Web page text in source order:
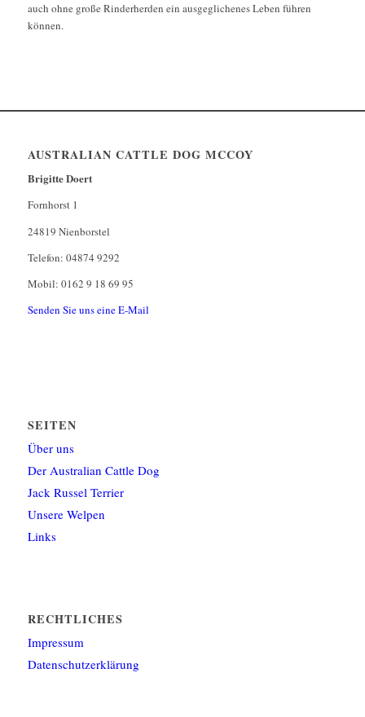
auch ohne große Rinderherden ein ausgeglichenes Leben führen
können.
AUSTRALIAN CATTLE DOG MCCOY
Brigitte Doert
Fornhorst 1
24819 Nienborstel
Telefon: 04874 9292
Mobil: 0162 9 18 69 95
Senden Sie uns eine E-Mail
SEITEN
Über uns
Der Australian Cattle Dog
Jack Russel Terrier
Unsere Welpen
Links
RECHTLICHES
Impressum
Datenschutzerklärung